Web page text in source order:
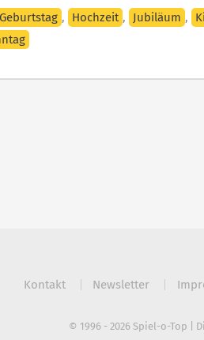
Geburtstag , Hochzeit , Jubiläum ,
Kontakt Newsletter
© 1996 - 2026 Spiel-o-Top |